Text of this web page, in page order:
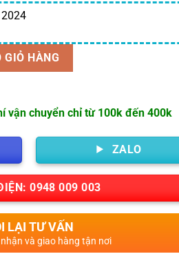
2024
GIỎ HÀNG
vận chuyển chỉ từ 100k đến 400k
ZALO
0948 009 003
LẠI TƯ VẤN
và giao hàng tận nơi